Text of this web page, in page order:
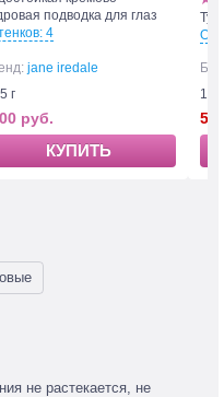
подводка для глаз
4
jane iredale
г
руб.
КУПИТЬ
12 г
не растекается, не